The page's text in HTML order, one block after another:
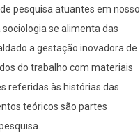
pesquisa atuantes em nosso
se alimenta das
a gestação inovadora de
do trabalho com materiais
referidas às histórias das
teóricos são partes